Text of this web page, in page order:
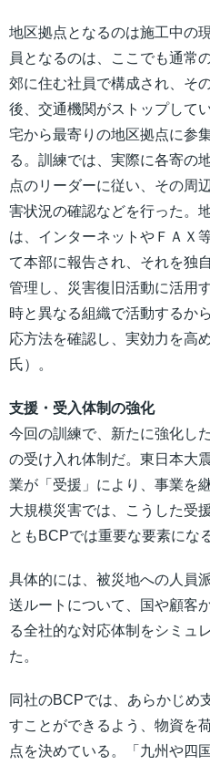
地区拠点となるのは施工中の
員となるのは、ここでも通常
郊に住む社員で構成され、そ
後、交通機関がストップして
宅から最寄りの地区拠点に参
る。訓練では、実際に各寄の
点のリーダーに従い、その周
害状況の確認などを行った。
は、インターネットやＦＡＸ
て本部に報告され、それを独
管理し、災害復旧活動に活用
時と異なる組織で活動するか
応方法を確認し、実効力を高
氏）。
支援・受入体制の強化
今回の訓練で、新たに強化し
の受け入れ体制だ。東日本大
業が「受援」により、事業を
大規模災害では、こうした受
ともBCPでは重要な要素になる
具体的には、被災地への人員
送ルートについて、国や顧客
る全社的な対応体制をシミュ
た。
同社のBCPでは、あらかじめ
すことができるよう、物資を
点を決めている。「九州や四